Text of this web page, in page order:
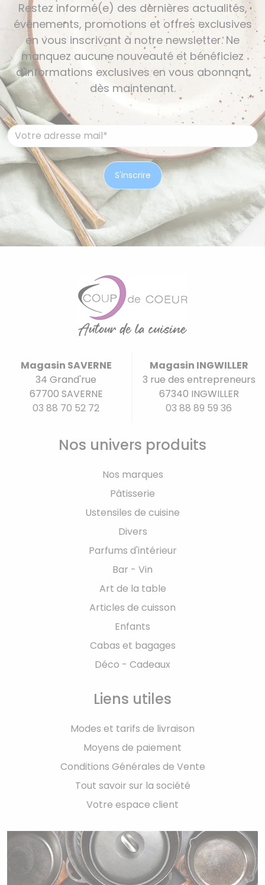
Restez informé(e) des dernières actualités,
événements, promotions et offres exclusives
en vous inscrivant à notre newsletter. Ne
manquez aucune nouveauté et bénéficiez
d'informations exclusives en vous abonnant
dès maintenant.
Magasin SAVERNE
34 Grand'rue
67700 SAVERNE
03 88 70 52 72
Magasin INGWILLER
3 rue des entrepreneurs
67340 INGWILLER
03 88 89 59 36
Nos univers produits
Nos marques
Pâtisserie
Ustensiles de cuisine
Divers
Parfums d'intérieur
Bar - Vin
Art de la table
Articles de cuisson
Enfants
Cabas et bagages
Déco - Cadeaux
Liens utiles
Modes et tarifs de livraison
Moyens de paiement
Conditions Générales de Vente
Tout savoir sur la société
Votre espace client